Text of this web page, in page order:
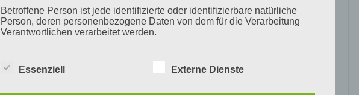
Betroffene Person ist jede identifizierte oder identifizierbare natürliche
Person, deren personenbezogene Daten von dem für die Verarbeitung
Verantwortlichen verarbeitet werden.
c) Verarbeitung
Essenziell Externe Dienste